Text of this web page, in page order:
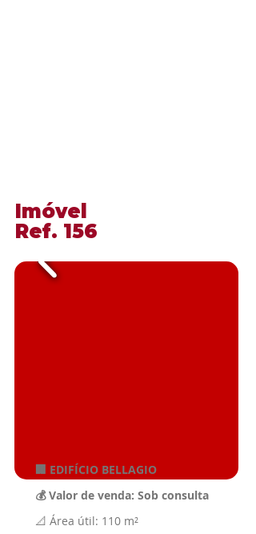
​Imóvel
​Ref. 156
🏢 EDIFÍCIO BELLAGIO
💰 Valor de venda: Sob consulta
📐 Área útil: 110 m²